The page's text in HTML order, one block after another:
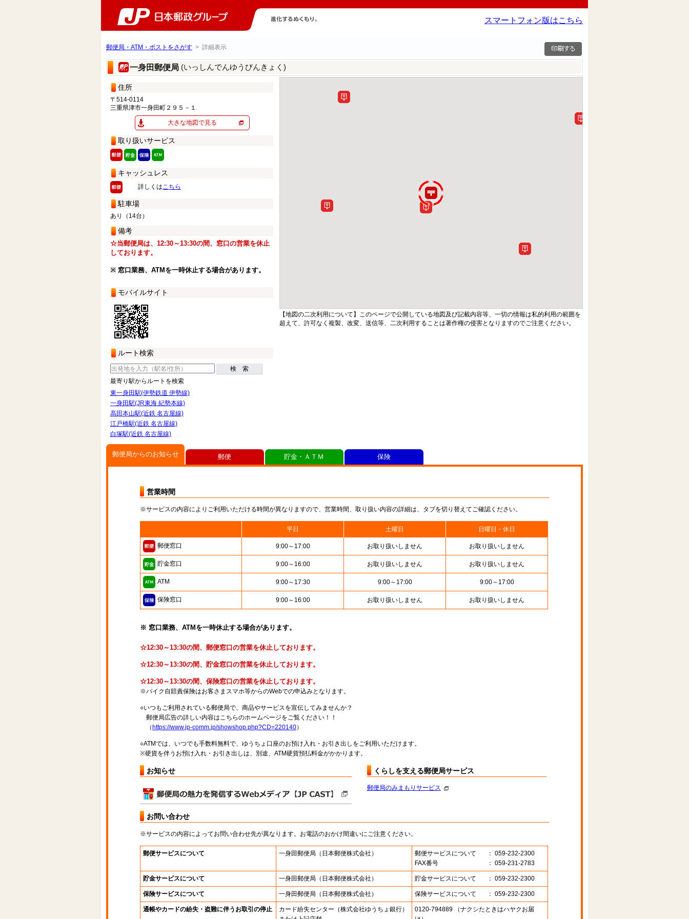
スマートフォン版はこちら
郵便局・ATM・ポストをさがす > 詳細表示
一身田郵便局 (いっしんでんゆうびんきょく)
住所
〒514-0114
三重県津市一身田町２９５－１
大きな地図で見る
取り扱いサービス
キャッシュレス
詳しくはこちら
駐車場
あり（14台）
備考
☆当郵便局は、12:30～13:30の間、窓口の営業を休止
しております。
※ 窓口業務、ATMを一時休止する場合があります。
モバイルサイト
ルート検索
検 索
最寄り駅からルートを検索
東一身田駅(伊勢鉄道 伊勢線)
一身田駅(JR東海 紀勢本線)
高田本山駅(近鉄 名古屋線)
江戸橋駅(近鉄 名古屋線)
白塚駅(近鉄 名古屋線)
【地図の二次利用について】このページで公開している地図及び記載内容等、一切の情報は私的利用の範囲を
超えて、許可なく複製、改変、送信等、二次利用することは著作権の侵害となりますのでご注意ください。
郵便局からのお知らせ
営業時間
※サービスの内容によりご利用いただける時間が異なりますので、営業時間、取り扱い内容の詳細は、タブを切り替えてご確認ください。
平日 土曜日 日曜日・休日
郵便窓口 9:00～17:00 お取り扱いしません お取り扱いしません
貯金窓口 9:00～16:00 お取り扱いしません お取り扱いしません
ATM 9:00～17:30 9:00～17:00 9:00～17:00
保険窓口 9:00～16:00 お取り扱いしません お取り扱いしません
※ 窓口業務、ATMを一時休止する場合があります。
☆12:30～13:30の間、郵便窓口の営業を休止しております。
☆12:30～13:30の間、貯金窓口の営業を休止しております。
☆12:30～13:30の間、保険窓口の営業を休止しております。
※バイク自賠責保険はお客さまスマホ等からのWebでの申込みとなります。
○いつもご利用されている郵便局で、商品やサービスを宣伝してみませんか？
郵便局広告の詳しい内容はこちらのホームページをご覧ください！！
（ https://www.jp-comm.jp/showshop.php?CD=220140）
○ATMでは、いつでも手数料無料で、ゆうちょ口座のお預け入れ・お引き出しをご利用いただけます。
※硬貨を伴うお預け入れ・お引き出しは、別途、ATM硬貨預払料金がかかります。
お知らせ くらしを支える郵便局サービス
郵便局のみまもりサービス
お問い合わせ
※サービスの内容によってお問い合わせ先が異なります。お電話のおかけ間違いにご注意ください。
郵便サービスについて 一身田郵便局 （日本郵便株式会社） 郵便サービスについて
： 059-232-2300
FAX番号
： 059-231-2783
貯金サービスについて 一身田郵便局 （日本郵便株式会社） 貯金サービスについて ： 059-232-2300
保険サービスについて 一身田郵便局 （日本郵便株式会社） 保険サービスについて ： 059-232-2300
通帳やカードの紛失・盗難に伴うお取引の停止 カード紛失センター （株式会社ゆうちょ銀行）
0120-794889 （ナクシたときはハヤクお届
郵便 貯金・ＡＴＭ 保険